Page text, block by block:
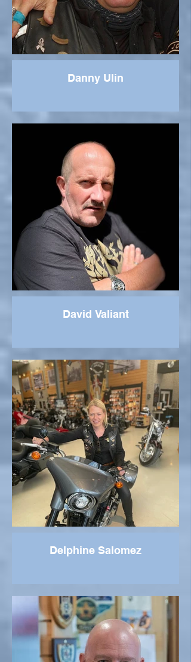
Danny Ulin
David Valiant
Delphine Salomez